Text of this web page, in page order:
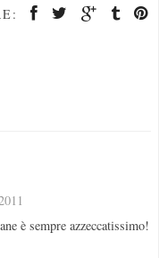
è sempre azzeccatissimo!